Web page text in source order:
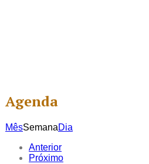
Agenda
MêsSemanaDia
Anterior
Próximo